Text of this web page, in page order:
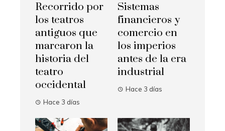
Recorrido por
los teatros
antiguos que
marcaron la
historia del
teatro
occidental
Hace 3 días
Sistemas
financieros y
comercio en
los imperios
antes de la era
industrial
Hace 3 días